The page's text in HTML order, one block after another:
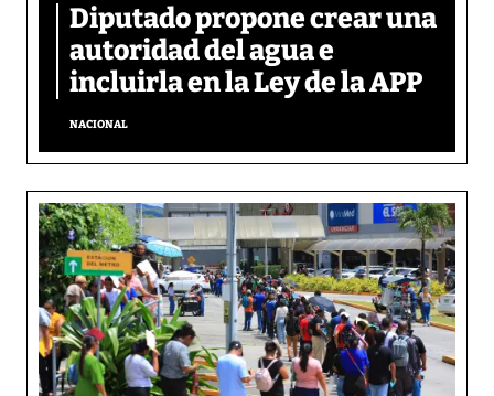
Diputado propone crear una
autoridad del agua e
incluirla en la Ley de la APP
NACIONAL